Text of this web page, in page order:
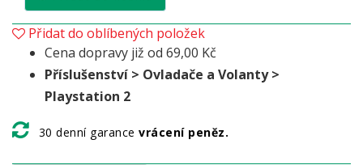
Přidat do oblíbených položek
Cena dopravy již od 69,00 Kč
Příslušenství > Ovladače a Volanty >
Playstation 2
30 denní garance vrácení peněz.